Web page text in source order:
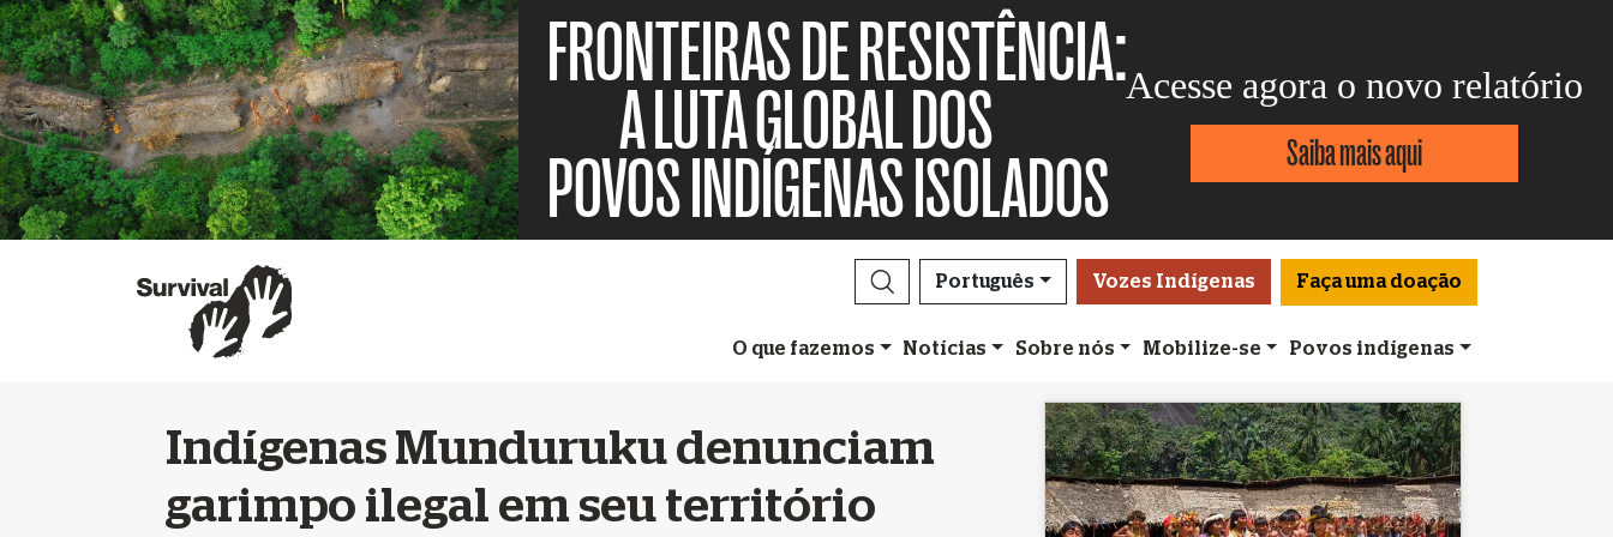
FRONTEIRAS DE RESISTÊNCIA:
A LUTA GLOBAL DOS
POVOS INDÍGENAS ISOLADOS
Acesse agora o novo relatório
Saiba mais aqui
Português Vozes Indígenas Faça uma doação
O que fazemos Notícias Sobre nós Mobilize-se Povos indígenas
Indígenas Munduruku denunciam
garimpo ilegal em seu território